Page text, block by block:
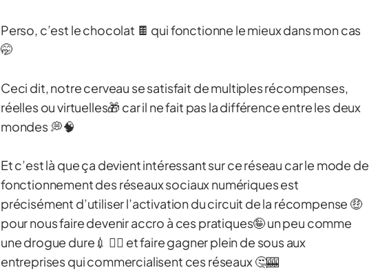
Perso, c’est le chocolat 🍫 qui fonctionne le mieux dans mon cas
🤭
Ceci dit, notre cerveau se satisfait de multiples récompenses,
réelles ou virtuelles🎁 car il ne fait pas la différence entre les deux
mondes 💭🧠
Et c’est là que ça devient intéressant sur ce réseau car le mode de
fonctionnement des réseaux sociaux numériques est
précisément d’utiliser l’activation du circuit de la récompense 🤑
pour nous faire devenir accro à ces pratiques🤪 un peu comme
une drogue dure💉 😵‍💫 et faire gagner plein de sous aux
entreprises qui commercialisent ces réseaux 🤔🎰